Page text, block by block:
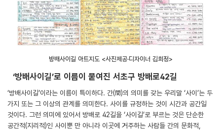
방배사이길 아트지도 <사진제공·디자이너 김희정>
‘방배사이길’로 이름이 붙여진 서초구 방배로42길
‘방배사이길’이라는 이름이 특이하다. 간(間)의 의미를 갖는 우리말 ‘사이’는 두
가지 또는 그 이상의 관계를 의미한다. 사이를 규정하는 것이 시간과 공간일
것이다. 그런 의미에 있어서 방배로 42길을 ‘사이길’로 부르는 것은 단순한
공간적(지리적)인 사이뿐 만 아니라 이곳에 거주하는 사람들 간의 문화적,